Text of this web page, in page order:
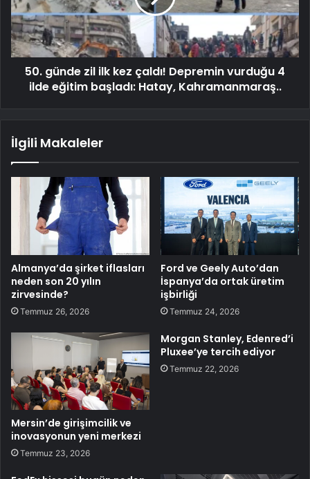
50. günde zil ilk kez çaldı! Depremin vurduğu 4
ilde eğitim başladı: Hatay, Kahramanmaraş..
İlgili Makaleler
Almanya’da şirket iflasları
neden son 20 yılın
zirvesinde?
Temmuz 26, 2026
Ford ve Geely Auto’dan
İspanya’da ortak üretim
işbirliği
Temmuz 24, 2026
Mersin’de girişimcilik ve
inovasyonun yeni merkezi
Temmuz 23, 2026
Morgan Stanley, Edenred’i
Pluxee’ye tercih ediyor
Temmuz 22, 2026